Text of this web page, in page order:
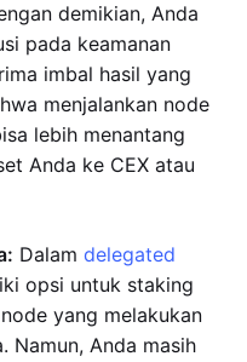
demikian, Anda
pada keamanan
imbal hasil yang
menjalankan node
lebih menantang
Anda ke CEX atau
Dalam delegated
opsi untuk staking
yang melakukan
Namun, Anda masih